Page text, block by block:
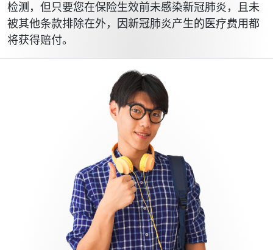
检测，但只要您在保险生效前未感染新冠肺炎，且未
被其他条款排除在外，因新冠肺炎产生的医疗费用都
将获得赔付。